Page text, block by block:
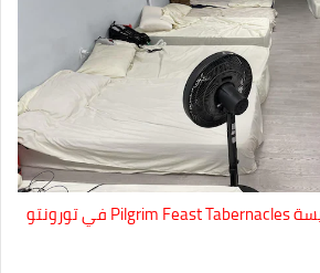
المهجع الذي توفره كنيسة Pilgrim Feast Tabernacles في تورونتو